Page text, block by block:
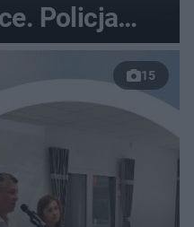
Policja
odcinek
15